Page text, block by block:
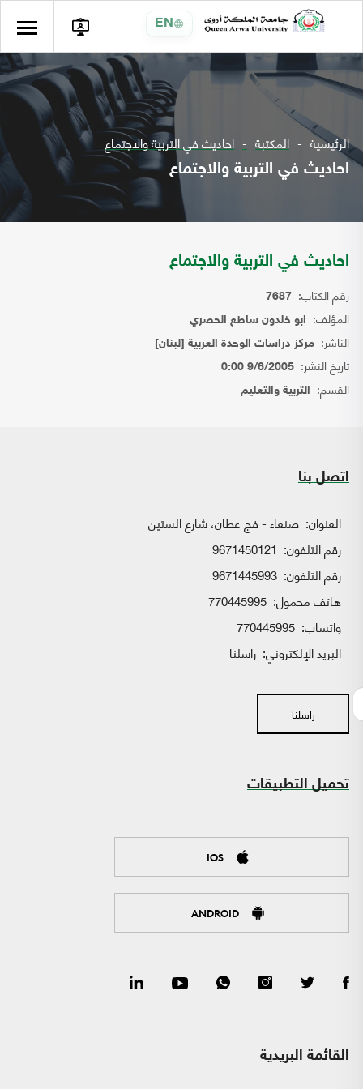
EN
الرئيسية المكتبة احاديث في التربية والاجتماع
احاديث في التربية والاجتماع
احاديث في التربية والاجتماع
رقم الكتاب: 7687
المؤلف: ابو خلدون ساطع الحصري
الناشر: مركز دراسات الوحدة العربية [لبنان]
تاريخ النشر: 9/6/2005 0:00
القسم: التربية والتعليم
اتصل بنا
العنوان: صنعاء - فج عطان، شارع الستين
رقم التلفون: 9671450121
رقم التلفون: 9671445993
هاتف محمول: 770445995
واتساب:
البريد الإلكتروني: راسلنا
راسلنا
تحميل التطبيقات
IOS
ANDROID
القائمة البريدية